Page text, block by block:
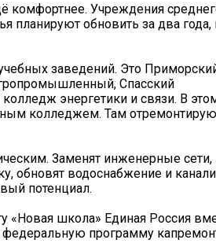
комфортнее. Учреждения
планируют обновить за два
заведений. Это
Спасский
энергетики и связи. В
колледжем. Там
Заменят инженерные сети,
обновят водоснабжение и
потенциал.
«Новая школа» Единая Россия
программу